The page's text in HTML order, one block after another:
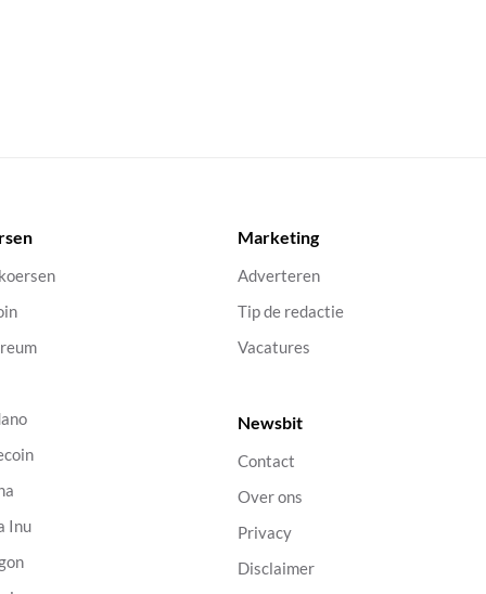
Inu
Marketing
Adverteren
Tip de redactie
Vacatures
Newsbit
Contact
Over ons
Privacy
Disclaimer